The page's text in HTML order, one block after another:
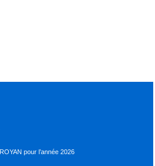
pour l’année 2026